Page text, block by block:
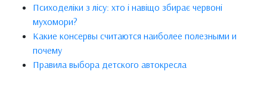
Психоделіки з лісу: хто і навіщо збирає червоні
мухомори?
Какие консервы считаются наиболее полезными и
почему
Правила выбора детского автокресла